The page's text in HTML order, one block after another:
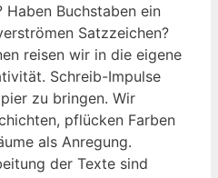
Haben Buchstaben ein
Satzzeichen?
reisen wir in die eigene
Schreib-Impulse
zu bringen. Wir
pflücken Farben
als Anregung.
der Texte sind